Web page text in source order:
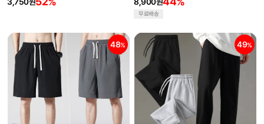
무료배송
48% 49%